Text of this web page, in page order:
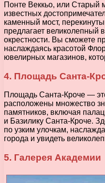
Понте Веккьо, или Старый
известных
каменный мост,
предлагает великолепный
окрестности. Вы сможете
наслаждаясь красотой
ювелирных магазинов,
4. Площадь Санта-
Площадь Санта-Кроче —
расположены множество
памятников, включая
и Базилику Санта-Кроче.
по узким улочкам,
города и увидеть
5. Галерея Академии